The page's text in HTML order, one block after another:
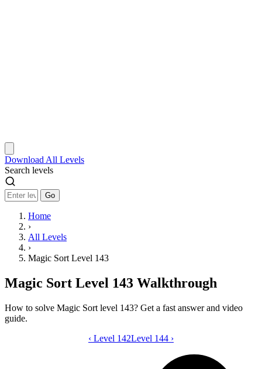
Download All Levels
Search levels
Go
Home
›
All Levels
›
Magic Sort Level 143
Magic Sort Level 143 Walkthrough
How to solve Magic Sort level 143? Get a fast answer and video
guide.
Magic Sort level 143 video guide
‹ Level 142Level 144 ›